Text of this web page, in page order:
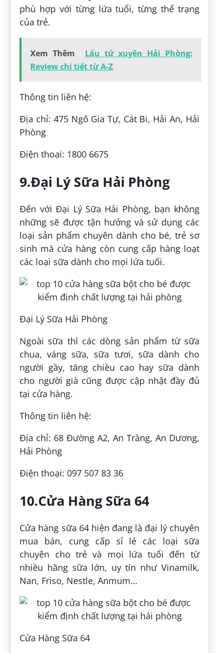
phù hợp với từng lứa tuổi, từng thể trạng
của trẻ.
Xem Thêm
Lẩu tứ xuyên Hải Phòng:
Review chi tiết từ A-Z
Thông tin liên hệ:
Địa chỉ: 475 Ngô Gia Tự, Cát Bi, Hải An, Hải
Phòng
Điện thoại: 1800 6675
9.Đại Lý Sữa Hải Phòng
Đến với Đại Lý Sữa Hải Phòng, bạn không
những sẽ được tận hưởng và sử dụng các
loại sản phẩm chuyên dành cho bé, trẻ sơ
sinh mà cửa hàng còn cung cấp hàng loạt
các loại sữa dành cho mọi lứa tuổi.
Đại Lý Sữa Hải Phòng
Ngoài sữa thì các dòng sản phẩm từ sữa
chua, váng sữa, sữa tươi, sữa dành cho
người gầy, tăng chiều cao hay sữa dành
cho người già cũng được cập nhật đầy đủ
tại cửa hàng.
Thông tin liên hệ:
Địa chỉ: 68 Đường A2, An Tràng, An Dương,
Hải Phòng
Điện thoại: 097 507 83 36
10.Cửa Hàng Sữa 64
Cửa hàng sữa 64 hiện đang là đại lý chuyên
mua bán, cung cấp sỉ lẻ các loại sữa
chuyên cho trẻ và mọi lứa tuổi đến từ
nhiều hãng sữa lớn, uy tín như Vinamilk,
Nan, Friso, Nestle, Anmum…
Cửa Hàng Sữa 64